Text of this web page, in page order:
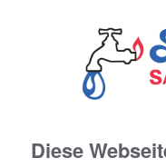
Diese